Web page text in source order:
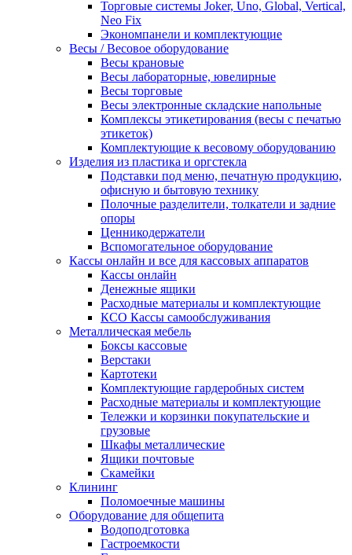
Торговые системы Joker, Uno, Global, Vertical,
Neo Fix
Экономпанели и комплектующие
Весы / Весовое оборудование
Весы крановые
Весы лабораторные, ювелирные
Весы торговые
Весы электронные складские напольные
Комплексы этикетирования (весы с печатью
этикеток)
Комплектующие к весовому оборудованию
Изделия из пластика и оргстекла
Подставки под меню, печатную продукцию,
офисную и бытовую технику
Полочные разделители, толкатели и задние
опоры
Ценникодержатели
Вспомогательное оборудование
Кассы онлайн и все для кассовых аппаратов
Кассы онлайн
Денежные ящики
Расходные материалы и комплектующие
КСО Кассы самообслуживания
Металлическая мебель
Боксы кассовые
Верстаки
Картотеки
Комплектующие гардеробных систем
Расходные материалы и комплектующие
Тележки и корзинки покупательские и
грузовые
Шкафы металлические
Ящики почтовые
Скамейки
Клининг
Поломоечные машины
Оборудование для общепита
Водоподготовка
Гастроемкости